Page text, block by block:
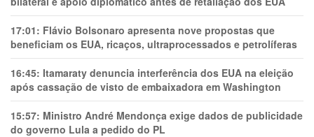
17:01: Flávio Bolsonaro apresenta nove propostas que
beneficiam os EUA, ricaços, ultraprocessados e petrolíferas
16:45: Itamaraty denuncia interferência dos EUA na eleição
após cassação de visto de embaixadora em Washington
15:57: Ministro André Mendonça exige dados de publicidade
do governo Lula a pedido do PL